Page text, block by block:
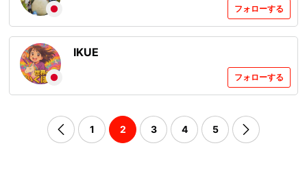
フォローする
️IKUE️
フォローする
1 2 3 4 5